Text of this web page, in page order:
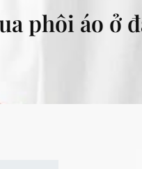
phôi áo ở